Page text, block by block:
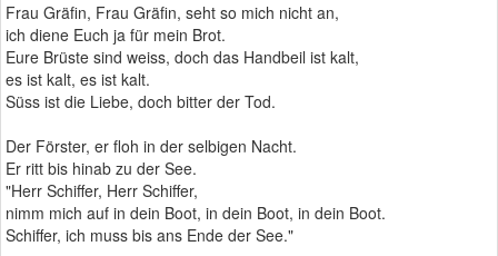
Frau Gräfin, Frau Gräfin, seht so mich nicht an,
ich diene Euch ja für mein Brot.
Eure Brüste sind weiss, doch das Handbeil ist kalt,
es ist kalt, es ist kalt.
Süss ist die Liebe, doch bitter der Tod.
Der Förster, er floh in der selbigen Nacht.
Er ritt bis hinab zu der See.
"Herr Schiffer, Herr Schiffer,
nimm mich auf in dein Boot, in dein Boot, in dein Boot.
Schiffer, ich muss bis ans Ende der See."